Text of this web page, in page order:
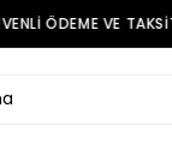
ÖDEME VE TAKSİT